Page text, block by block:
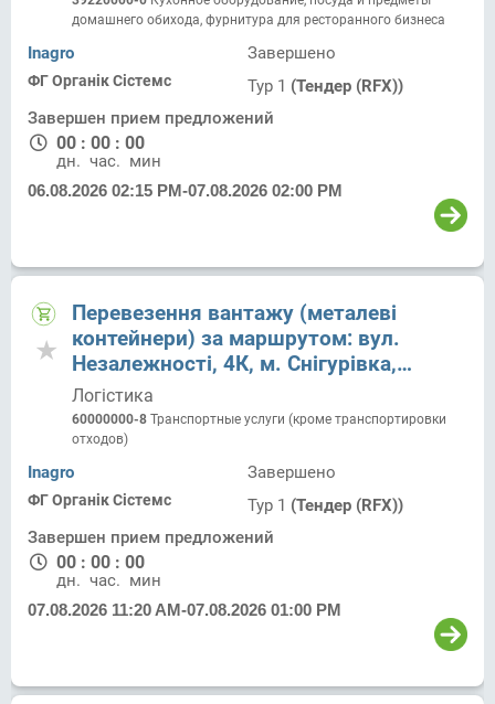
домашнего обихода, фурнитура для ресторанного бизнеса
Inagro
ФГ Органік Сістемс
Завершено
Тур 1 (Тендер (RFX))
Завершен прием предложений
00 : 00 : 00
дн. час. мин.
06.08.2026 02:15 PM-07.08.2026 02:00 PM
Перевезення вантажу (металеві
контейнери) за маршрутом: вул.
Незалежності, 4К, м. Снігурівка,
Баштанський р., Миколаївська обл. -
вул. Дорожна, 19, с. Шевченкове,
Миколаївський р., Миколаївська обл.
Логістика
60000000-8 Транспортные услуги (кроме транспортировки
отходов)
Inagro
ФГ Органік Сістемс
Завершено
Тур 1 (Тендер (RFX))
Завершен прием предложений
00 : 00 : 00
дн. час. мин.
07.08.2026 11:20 AM-07.08.2026 01:00 PM